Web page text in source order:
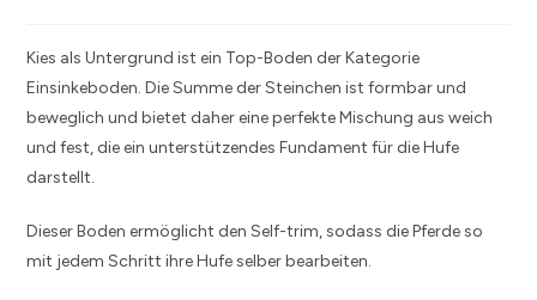
Kies als Untergrund ist ein Top-Boden der Kategorie
Einsinkeboden. Die Summe der Steinchen ist formbar und
beweglich und bietet daher eine perfekte Mischung aus weich
und fest, die ein unterstützendes Fundament für die Hufe
darstellt.
Dieser Boden ermöglicht den Self-trim, sodass die Pferde so
mit jedem Schritt ihre Hufe selber bearbeiten.